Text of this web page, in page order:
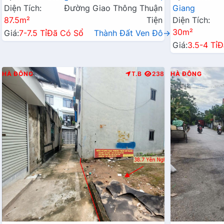
Diện Tích:
87.5m²
Đường Giao Thông Thuận
Tiện
Giá:7-7.5 TỉĐã Có Sổ Thành Đất Ven Đô→
Giang
Diện Tích:
30m²
Giá:3.5-4 Tỉ
HÀ ĐÔNG T.B 238 HÀ ĐÔNG